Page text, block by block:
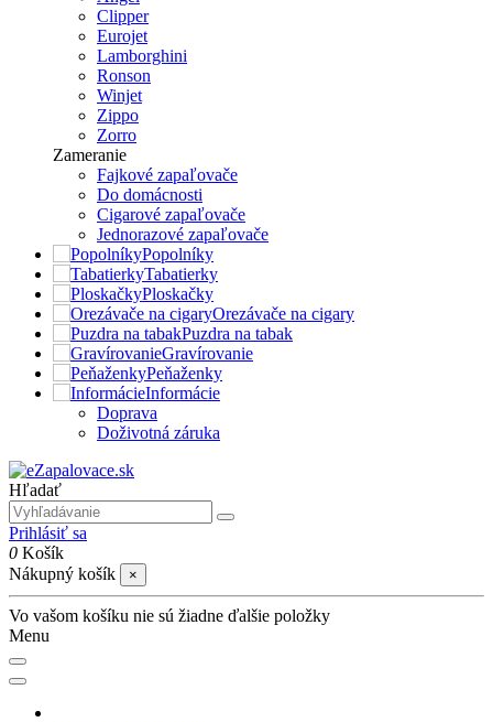
Clipper
Eurojet
Lamborghini
Ronson
Winjet
Zippo
Zorro
Zameranie
Fajkové zapaľovače
Do domácnosti
Cigarové zapaľovače
Jednorazové zapaľovače
Popolníky
Tabatierky
Ploskačky
Orezávače na cigary
Puzdra na tabak
Gravírovanie
Peňaženky
Informácie
Doprava
Doživotná záruka
Hľadať
Prihlásiť sa
0 Košík
Nákupný košík
×
Vo vašom košíku nie sú žiadne ďalšie položky
Menu